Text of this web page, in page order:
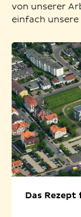
Das
von unserer
einfach unsere